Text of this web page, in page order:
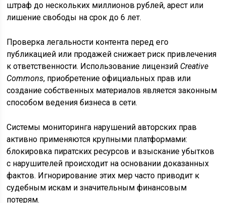
штраф до нескольких миллионов рублей, арест или
лишение свободы на срок до 6 лет.
Проверка легальности контента перед его
публикацией или продажей снижает риск привлечения
к ответственности. Использование лицензий Creative
Commons, приобретение официальных прав или
создание собственных материалов является законным
способом ведения бизнеса в сети.
Системы мониторинга нарушений авторских прав
активно применяются крупными платформами:
блокировка пиратских ресурсов и взыскание убытков
с нарушителей происходит на основании доказанных
фактов. Игнорирование этих мер часто приводит к
судебным искам и значительным финансовым
потерям.